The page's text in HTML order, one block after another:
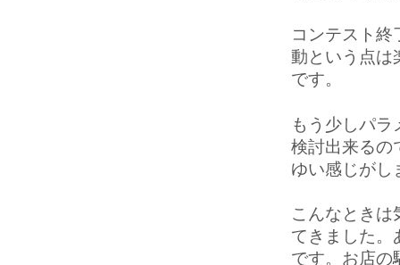
コンテスト
動という点は
です。
もう少しパ
検討出来るの
ゆい感じがし
こんなときは
てきました。
です。お店の